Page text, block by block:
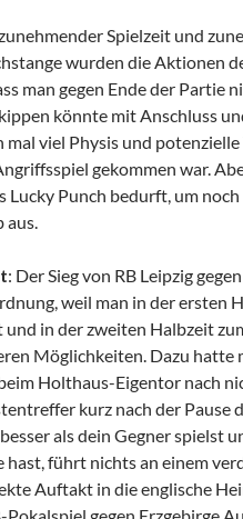
Spielzeit und
wurden die Aktionen
man gegen Ende der Partie
könnte mit Anschluss
mal viel Physis und
gekommen war.
Lucky Punch bedurft, um
aus.
: Der Sieg von RB Leipzig
weil man in der ersten
und in der zweiten Halbzeit
Möglichkeiten. Dazu hatte
Holthaus-Eigentor nach
kurz nach der Pause
als dein Gegner spielst
hast, führt nichts an einem
Auftakt in die englische